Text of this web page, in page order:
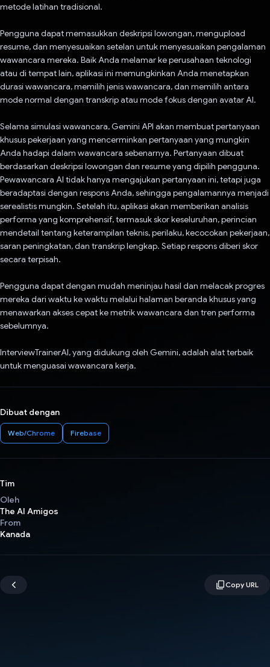
metode latihan tradisional.
Pengguna dapat memasukkan deskripsi lowongan, mengupload
resume, dan menyesuaikan setelan untuk menyesuaikan pengalaman
wawancara mereka. Baik Anda melamar ke perusahaan teknologi
atau di tempat lain, aplikasi ini memungkinkan Anda menetapkan
durasi wawancara, memilih jenis wawancara, dan memilih antara
mode normal dengan transkrip atau mode fokus dengan avatar AI.
Selama simulasi wawancara, Gemini API akan membuat pertanyaan
khusus pekerjaan yang mencerminkan pertanyaan yang mungkin
Anda hadapi dalam wawancara sebenarnya. Pertanyaan dibuat
berdasarkan deskripsi lowongan dan resume yang dipilih pengguna.
Pewawancara AI tidak hanya mengajukan pertanyaan ini, tetapi juga
beradaptasi dengan respons Anda, sehingga pengalamannya menjadi
serealistis mungkin. Setelah itu, aplikasi akan memberikan analisis
performa yang komprehensif, termasuk skor keseluruhan, perincian
mendetail tentang keterampilan teknis, perilaku, kecocokan pekerjaan,
saran peningkatan, dan transkrip lengkap. Setiap respons diberi skor
secara terpisah.
Pengguna dapat dengan mudah meninjau hasil dan melacak progres
mereka dari waktu ke waktu melalui halaman beranda khusus yang
menawarkan akses cepat ke metrik wawancara dan tren performa
sebelumnya.
InterviewTrainerAI, yang didukung oleh Gemini, adalah alat terbaik
untuk menguasai wawancara kerja.
Dibuat dengan
Web/Chrome Firebase
Tim
Oleh
The AI Amigos
From
Kanada